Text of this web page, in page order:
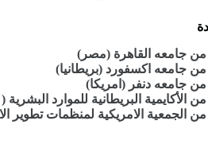
جامعه القاهرة (مصر)
جامعه اكسفورد (بريطانيا)
جامعه دنفر (امريكا)
الأكايمية البريطانية للموارد البشرية (
الجمعية الامريكية لمنظمات تطوير